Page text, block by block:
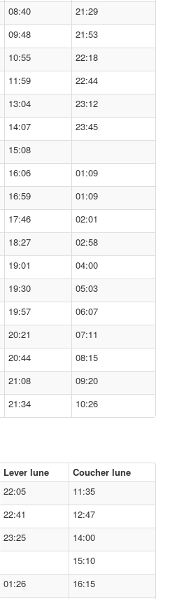
08:40
21:29
09:48
21:53
10:55
22:18
11:59
22:44
13:04
23:12
14:07
23:45
15:08
16:06
01:09
16:59
01:09
17:46
02:01
18:27
02:58
19:01
04:00
19:30
05:03
19:57
06:07
20:21
07:11
20:44
08:15
21:08
09:20
21:34 10:26
Lever lune
Coucher lune
22:05
11:35
22:41
12:47
23:25
14:00
15:10
01:26 16:15